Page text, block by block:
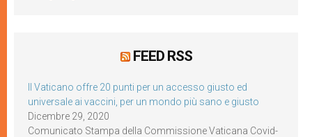
FEED RSS
Il Vaticano offre 20 punti per un accesso giusto ed
universale ai vaccini, per un mondo più sano e giusto
Dicembre 29, 2020
Comunicato Stampa della Commissione Vaticana Covid-